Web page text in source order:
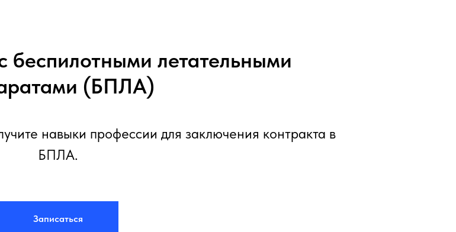
беспилотными летательными
(БПЛА)
навыки профессии для заключения контракта в
БПЛА.
Записаться